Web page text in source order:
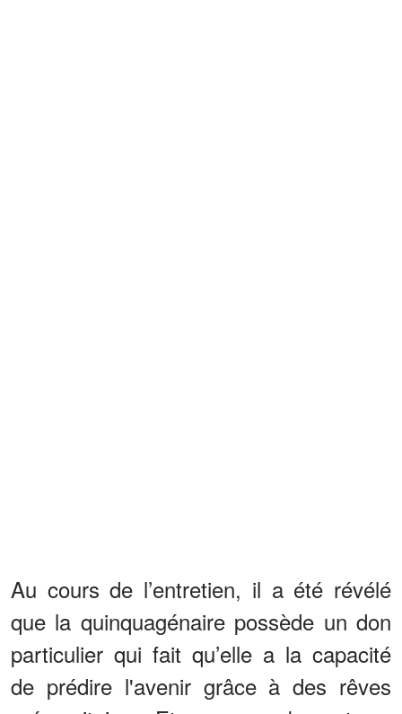
Au cours de l’entretien, il a été révélé
que la quinquagénaire possède un don
particulier qui fait qu’elle a la capacité
de prédire l'avenir grâce à des rêves